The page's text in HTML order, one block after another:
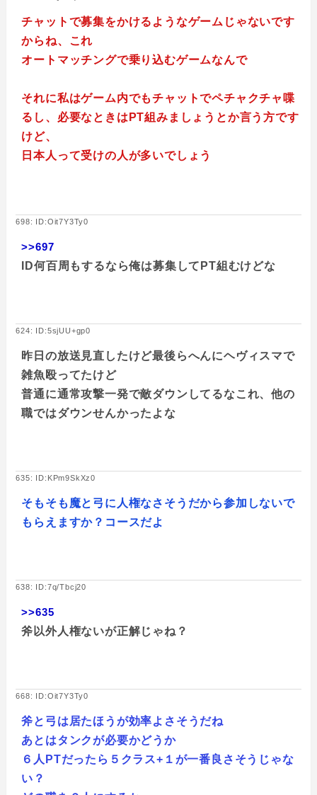
チャットで募集をかけるようなゲームじゃないです
からね、これ
オートマッチングで乗り込むゲームなんで
それに私はゲーム内でもチャットでペチャクチャ喋
るし、必要なときはPT組みましょうとか言う方です
けど、
日本人って受けの人が多いでしょう
698: ID:Oit7Y3Ty0
>>697
ID何百周もするなら俺は募集してPT組むけどな
624: ID:5sjUU+gp0
昨日の放送見直したけど最後らへんにヘヴィスマで
雑魚殴ってたけど
普通に通常攻撃一発で敵ダウンしてるなこれ、他の
職ではダウンせんかったよな
635: ID:KPm9SkXz0
そもそも魔と弓に人権なさそうだから参加しないで
もらえますか？コースだよ
638: ID:7q/Tbcj20
>>635
斧以外人権ないが正解じゃね？
668: ID:Oit7Y3Ty0
斧と弓は居たほうが効率よさそうだね
あとはタンクが必要かどうか
６人PTだったら５クラス+１が一番良さそうじゃな
い？